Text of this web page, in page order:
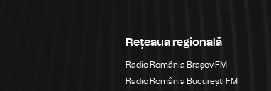
Rețeaua regională
Radio România Brașov FM
Radio România București FM